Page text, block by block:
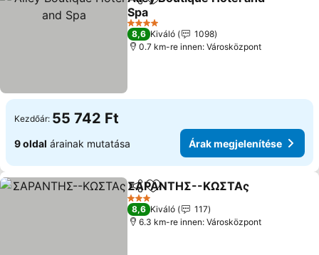
Megosztás
Hozzáadás a kedvencekhez
Spa
Árak megjelenítése
4 Kategória
8,6 Kiváló
1098
0.7 km-re innen: Városközpont
Kezdőár: 55 742 Ft
9 oldal árainak mutatása Árak megjelenítése
Megosztás
Hozzáadás a kedvencekhez
ΣΑΡΑΝΤΗΣ--ΚΩΣΤΑς
3 Kategória
8,6 Kiváló
117
6.3 km-re innen: Városközpont